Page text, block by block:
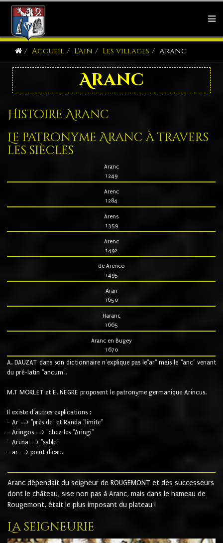
Accueil L'Ain Les villages Aranc
Aranc
Histoire Aranc
Le patronyme Aranc à travers
les siècles
Aranc
1249
Arenc
1284
Arens
1359
Arenc
1492
de Arenco
1495
Aran
1650
Haranc
1665
Aranc en Bugey
1670
A. DAUZAT dans son dictionnaire n'explique pas le"ar" mais le "anc" venant
du pré-latin "ancum".
M.T MORLET et E. NEGRE proposent le patronyme germanique Arincus.
Il existe d'autres explications :
- Ar ==> "près de" et Randa "limite"
- Aringos ==> "chez les "Aringi"
- Arena ==> "sable"
- ar ==> point d'eau.
Aranc dépendait du seigneur de ROUGEMONT et des successeurs
dont le château, sise non pas à Aranc, mais dans le hameau de
Rougemont, était le plus imposant du plateau !
La seigneurie